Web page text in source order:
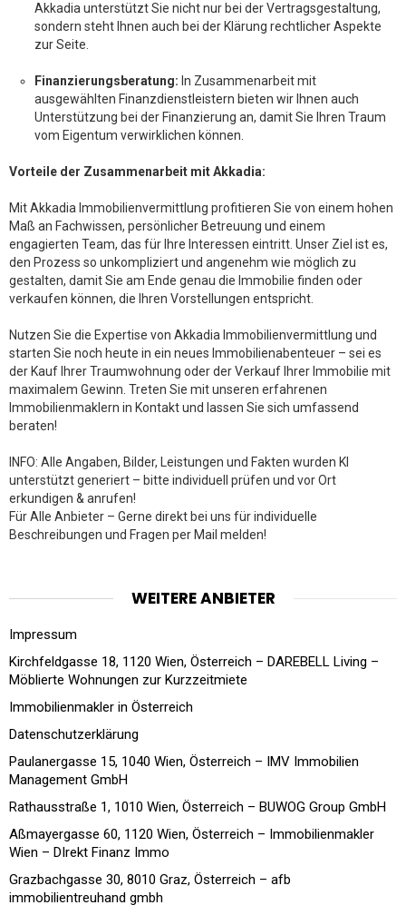
Akkadia unterstützt Sie nicht nur bei der Vertragsgestaltung,
sondern steht Ihnen auch bei der Klärung rechtlicher Aspekte
zur Seite.
Finanzierungsberatung: In Zusammenarbeit mit
ausgewählten Finanzdienstleistern bieten wir Ihnen auch
Unterstützung bei der Finanzierung an, damit Sie Ihren Traum
vom Eigentum verwirklichen können.
Vorteile der Zusammenarbeit mit Akkadia:
Mit Akkadia Immobilienvermittlung profitieren Sie von einem hohen
Maß an Fachwissen, persönlicher Betreuung und einem
engagierten Team, das für Ihre Interessen eintritt. Unser Ziel ist es,
den Prozess so unkompliziert und angenehm wie möglich zu
gestalten, damit Sie am Ende genau die Immobilie finden oder
verkaufen können, die Ihren Vorstellungen entspricht.
Nutzen Sie die Expertise von Akkadia Immobilienvermittlung und
starten Sie noch heute in ein neues Immobilienabenteuer – sei es
der Kauf Ihrer Traumwohnung oder der Verkauf Ihrer Immobilie mit
maximalem Gewinn. Treten Sie mit unseren erfahrenen
Immobilienmaklern in Kontakt und lassen Sie sich umfassend
beraten!
INFO: Alle Angaben, Bilder, Leistungen und Fakten wurden KI
unterstützt generiert – bitte individuell prüfen und vor Ort
erkundigen & anrufen!
Für Alle Anbieter – Gerne direkt bei uns für individuelle
Beschreibungen und Fragen per Mail melden!
WEITERE ANBIETER
Impressum
Kirchfeldgasse 18, 1120 Wien, Österreich – DAREBELL Living –
Möblierte Wohnungen zur Kurzzeitmiete
Immobilienmakler in Österreich
Datenschutzerklärung
Paulanergasse 15, 1040 Wien, Österreich – IMV Immobilien
Management GmbH
Rathausstraße 1, 1010 Wien, Österreich – BUWOG Group GmbH
Aßmayergasse 60, 1120 Wien, Österreich – Immobilienmakler
Wien – DIrekt Finanz Immo
Grazbachgasse 30, 8010 Graz, Österreich – afb
immobilientreuhand gmbh